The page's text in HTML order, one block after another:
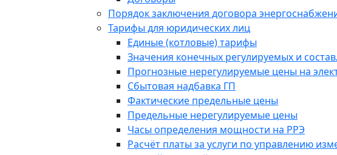
Порядок заключения договора
Тарифы для юридических лиц
Единые (котловые) тарифы
Значения конечных регулируемых и
Прогнозные нерегулируемые цены на
Сбытовая надбавка ГП
Фактические предельные цены
Предельные нерегулируемые цены
Часы определения мощности на РРЭ
Расчёт платы за услуги по управлению